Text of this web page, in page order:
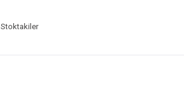
Stoktakiler